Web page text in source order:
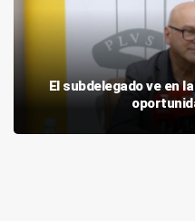
El subdelegado ve en